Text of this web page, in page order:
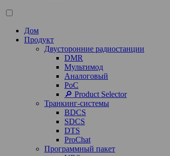
Дом
Продукт
Двусторонние радиостанции
DMR
Мультимод
Аналоговый
PoC
🔎 Product Selector
Транкинг-системы
BDCS
SDCS
DTS
ProChat
Программный пакет